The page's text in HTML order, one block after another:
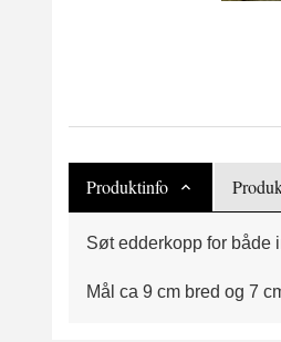
Produktinfo
Søt edderkopp for både
Mål ca 9 cm bred og 7